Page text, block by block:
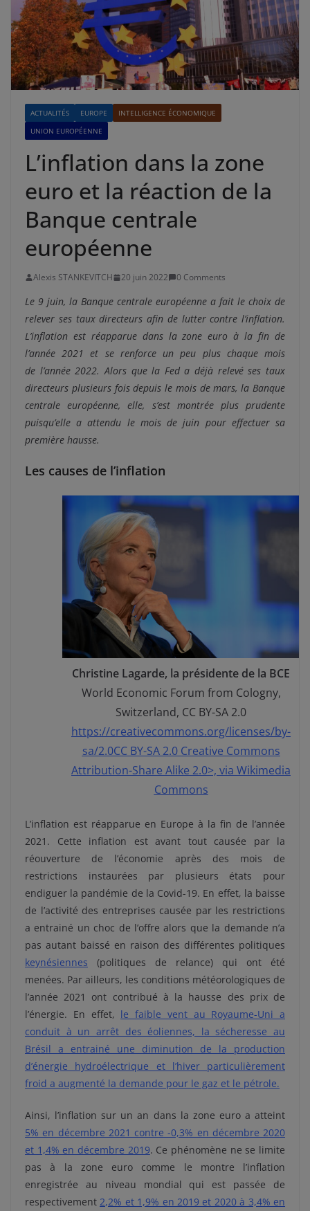
ACTUALITÉS EUROPE
INTELLIGENCE ÉCONOMIQUE
UNION EUROPÉENNE
L’inflation dans la zone
euro et la réaction de la
Banque centrale
européenne
Alexis STANKEVITCH 20 juin 2022 0 Comments
Le 9 juin, la Banque centrale européenne a fait le choix de
relever ses taux directeurs afin de lutter contre l’inflation.
L’inflation est réapparue dans la zone euro à la fin de
l’année 2021 et se renforce un peu plus chaque mois
de l’année 2022. Alors que la Fed a déjà relevé ses taux
directeurs plusieurs fois depuis le mois de mars, la Banque
centrale européenne, elle, s’est montrée plus prudente
puisqu’elle a attendu le mois de juin pour effectuer sa
première hausse.
Les causes de l’inflation
Christine Lagarde, la présidente de la BCE
World Economic Forum from Cologny,
Switzerland, CC BY-SA 2.0
https://creativecommons.org/licenses/by-
sa/2.0CC BY-SA 2.0 Creative Commons
Attribution-Share Alike 2.0>, via Wikimedia
Commons
L’inflation est réapparue en Europe à la fin de l’année
2021. Cette inflation est avant tout causée par la
réouverture de l’économie après des mois de
restrictions instaurées par plusieurs états pour
endiguer la pandémie de la Covid-19. En effet, la baisse
de l’activité des entreprises causée par les restrictions
a entrainé un choc de l’offre alors que la demande n’a
pas autant baissé en raison des différentes politiques
keynésiennes (politiques de relance) qui ont été
menées. Par ailleurs, les conditions météorologiques de
l’année 2021 ont contribué à la hausse des prix de
l’énergie. En effet, le faible vent au Royaume-Uni a
conduit à un arrêt des éoliennes, la sécheresse au
Brésil a entrainé une diminution de la production
d’énergie hydroélectrique et l’hiver particulièrement
froid a augmenté la demande pour le gaz et le pétrole.
Ainsi, l’inflation sur un an dans la zone euro a atteint
5% en décembre 2021 contre -0,3% en décembre 2020
et 1,4% en décembre 2019. Ce phénomène ne se limite
pas à la zone euro comme le montre l’inflation
enregistrée au niveau mondial qui est passée de
respectivement 2,2% et 1,9% en 2019 et 2020 à 3,4% en